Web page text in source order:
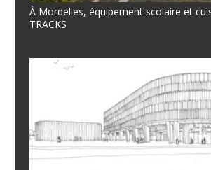
À Mordelles, équipement scolaire et
TRACKS